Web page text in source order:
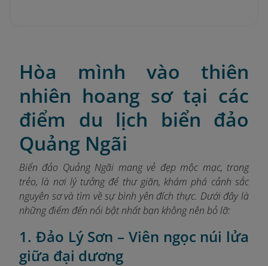
Hòa mình vào thiên
nhiên hoang sơ tại các
điểm du lịch biển đảo
Quảng Ngãi
Biển đảo Quảng Ngãi mang vẻ đẹp mộc mạc, trong
trẻo, là nơi lý tưởng để thư giãn, khám phá cảnh sắc
nguyên sơ và tìm về sự bình yên đích thực. Dưới đây là
những điểm đến nổi bật nhất bạn không nên bỏ lỡ:
1. Đảo Lý Sơn – Viên ngọc núi lửa
giữa đại dương